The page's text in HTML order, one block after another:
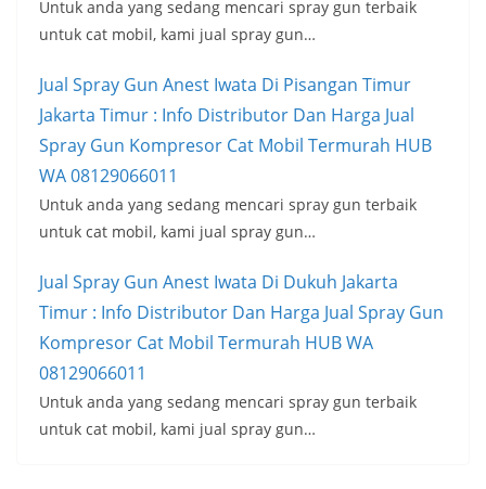
Untuk anda yang sedang mencari spray gun terbaik
untuk cat mobil, kami jual spray gun…
Jual Spray Gun Anest Iwata Di Pisangan Timur
Jakarta Timur : Info Distributor Dan Harga Jual
Spray Gun Kompresor Cat Mobil Termurah HUB
WA 08129066011
Untuk anda yang sedang mencari spray gun terbaik
untuk cat mobil, kami jual spray gun…
Jual Spray Gun Anest Iwata Di Dukuh Jakarta
Timur : Info Distributor Dan Harga Jual Spray Gun
Kompresor Cat Mobil Termurah HUB WA
08129066011
Untuk anda yang sedang mencari spray gun terbaik
untuk cat mobil, kami jual spray gun…